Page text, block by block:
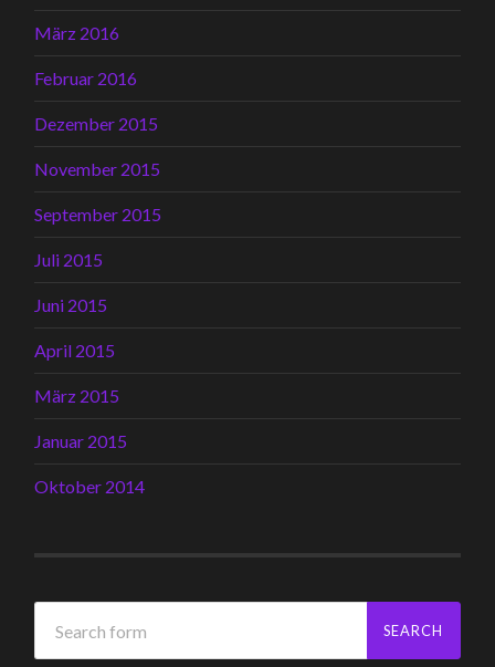
März 2016
Februar 2016
Dezember 2015
November 2015
September 2015
Juli 2015
Juni 2015
April 2015
März 2015
Januar 2015
Oktober 2014